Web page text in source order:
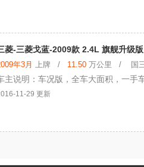
菱-三菱戈蓝-2009款 2.4L 旗舰升级版
年3月 上牌 / 11.50 万公里 / 国三
主说明：车况版，全车大面积，一手
11-29 更新